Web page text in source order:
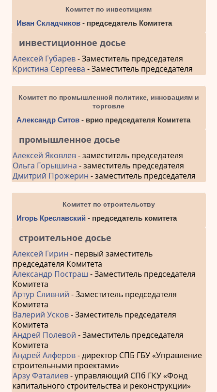
Комитет по инвестициям
Иван Складчиков- председатель Комитета
инвестиционное досье
Алексей Губарев- Заместитель председателя
Кристина Сергеева - Заместитель председателя
Комитет по промышленной политике, инновациям и
торговле
Александр Ситов- врио председателя Комитета
промышленное досье
Алексей Яковлев- заместитель председателя
Ольга Горышина - заместитель председателя
Дмитрий Прожерин - заместитель председателя
Комитет по строительству
Игорь Креславский - председатель комитета
строительное досье
Алексей Гирин - первый заместитель
председателя Комитета
Александр Постраш - Заместитель председателя
Комитета
Артур Сливний - Заместитель председателя
Комитета
Валерий Усков- Заместитель председателя
Комитета
Андрей Полевой - Заместитель председателя
Комитета
Андрей Алферов- директор СПБ ГБУ «Управление
строительными проектами»
Арзу Фаталиев- управляющий СПб ГКУ «Фонд
капитального строительства и реконструкции»